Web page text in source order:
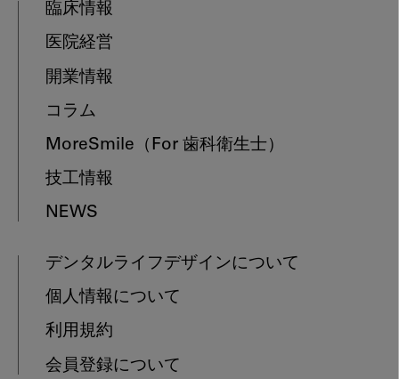
臨床情報
医院経営
開業情報
コラム
MoreSmile （For 歯科衛生士）
技工情報
NEWS
デンタルライフデザインについて
個人情報について
利用規約
会員登録について